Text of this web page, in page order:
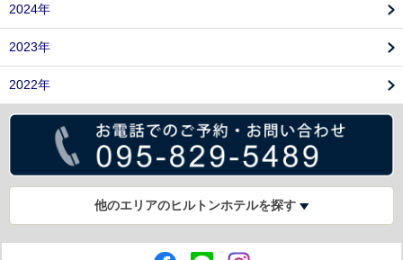
2024年
2023年
2022年
他のエリアのヒルトンホテルを探す